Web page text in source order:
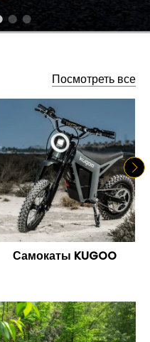
Посмотреть все
Самокаты KUGOO